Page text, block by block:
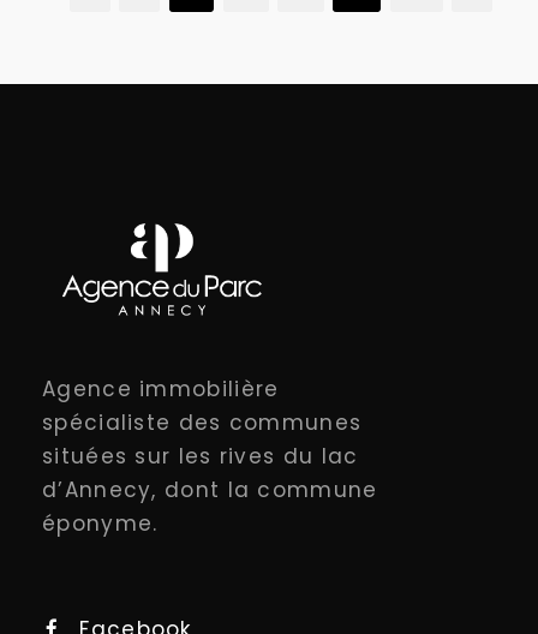
Agence immobilière
spécialiste des communes
situées sur les rives du lac
d’Annecy, dont la commune
éponyme.